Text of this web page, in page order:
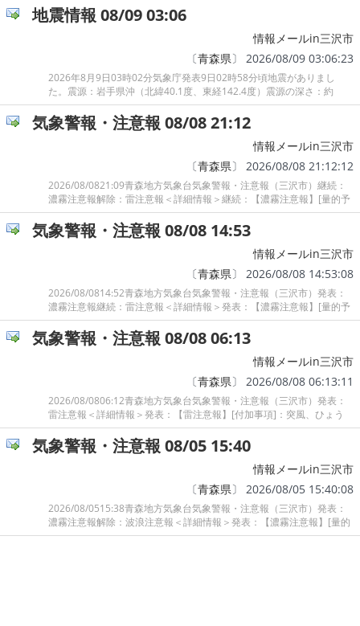
地震情報 08/09 03:06
情報メールin三沢市
〔青森県〕 2026/08/09 03:06:23
2026年8月9日03時02分気象庁発表9日02時58分頃地震がありまし
た。震源：岩手県沖（北緯40.1度、東経142.4度）震源の深さ：約
気象警報・注意報 08/08 21:12
情報メールin三沢市
〔青森県〕 2026/08/08 21:12:12
2026/08/0821:09青森地方気象台気象警報・注意報（三沢市）継続：
濃霧注意報解除：雷注意報＜詳細情報＞継続：【濃霧注意報】[量的予
気象警報・注意報 08/08 14:53
情報メールin三沢市
〔青森県〕 2026/08/08 14:53:08
2026/08/0814:52青森地方気象台気象警報・注意報（三沢市）発表：
濃霧注意報継続：雷注意報＜詳細情報＞発表：【濃霧注意報】[量的予
気象警報・注意報 08/08 06:13
情報メールin三沢市
〔青森県〕 2026/08/08 06:13:11
2026/08/0806:12青森地方気象台気象警報・注意報（三沢市）発表：
雷注意報＜詳細情報＞発表：【雷注意報】[付加事項]：突風、ひょう
気象警報・注意報 08/05 15:40
情報メールin三沢市
〔青森県〕 2026/08/05 15:40:08
2026/08/0515:38青森地方気象台気象警報・注意報（三沢市）発表：
濃霧注意報解除：波浪注意報＜詳細情報＞発表：【濃霧注意報】[量的